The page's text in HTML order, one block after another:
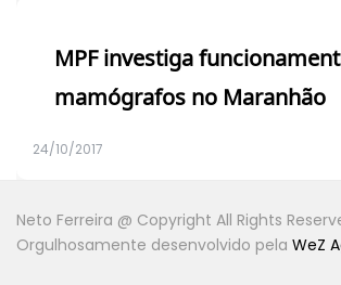
MPF investiga
mamógrafos no Maranhão
24/10/2017
Neto Ferreira @ Copyright All Rights
Orgulhosamente desenvolvido pela WeZ